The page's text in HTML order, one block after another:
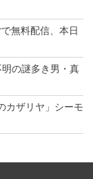
無料配信、本日
の謎多き男・真
カザリヤ」シーモ